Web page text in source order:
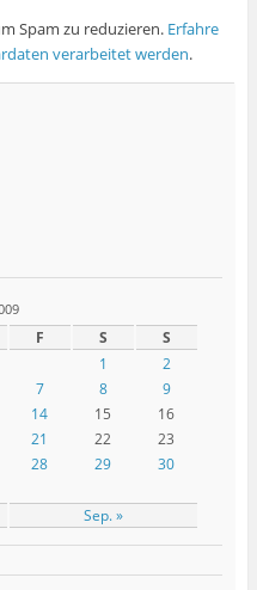
Spam zu reduzieren. Erfahre
verarbeitet werden.
F S S
Sep. »
1
2
7 8
9
14 15
16
21 22
23
28 29
30